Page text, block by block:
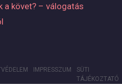
a követ? – válogatás
IMPRESSZUM
SÜTI
TÁJÉKOZTATÓ